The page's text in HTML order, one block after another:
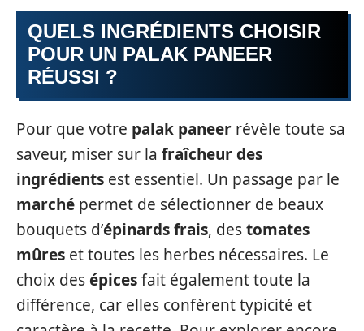
QUELS INGRÉDIENTS CHOISIR
POUR UN PALAK PANEER
RÉUSSI ?
Pour que votre palak paneer révèle toute sa
saveur, miser sur la fraîcheur des
ingrédients est essentiel. Un passage par le
marché permet de sélectionner de beaux
bouquets d’épinards frais, destomates
mûres et toutes les herbes nécessaires. Le
choix desépicesfait également toute la
différence, car elles confèrent typicité et